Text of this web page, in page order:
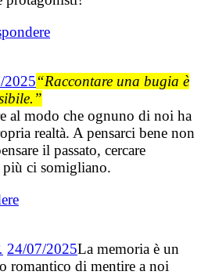
2025“Raccontare una bugia è
al modo che ognuno di noi ha
realtà. A pensarci bene non
il passato, cercare
ci somigliano.
24/07/2025La memoria è un
romantico di mentire a noi